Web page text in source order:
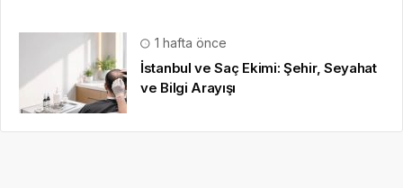
1 hafta önce
İstanbul ve Saç Ekimi: Şehir, Seyahat
ve Bilgi Arayışı